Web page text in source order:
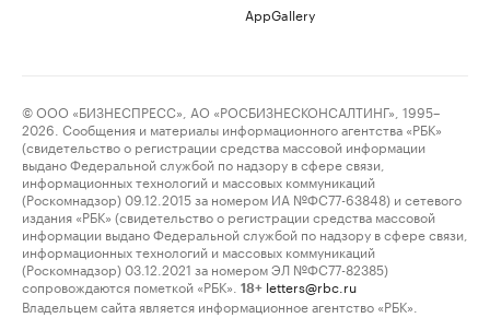
AppGallery
© ООО «БИЗНЕСПРЕСС», АО «РОСБИЗНЕСКОНСАЛТИНГ», 1995–
2026. Сообщения и материалы информационного агентства «РБК»
(свидетельство о регистрации средства массовой информации
выдано Федеральной службой по надзору в сфере связи,
информационных технологий и массовых коммуникаций
(Роскомнадзор) 09.12.2015 за номером ИА №ФС77-63848) и сетевого
издания «РБК» (свидетельство о регистрации средства массовой
информации выдано Федеральной службой по надзору в сфере связи,
информационных технологий и массовых коммуникаций
(Роскомнадзор) 03.12.2021 за номером ЭЛ №ФС77-82385)
сопровождаются пометкой «РБК».
18+ letters@rbc.ru
Владельцем сайта является информационное агентство «РБК».